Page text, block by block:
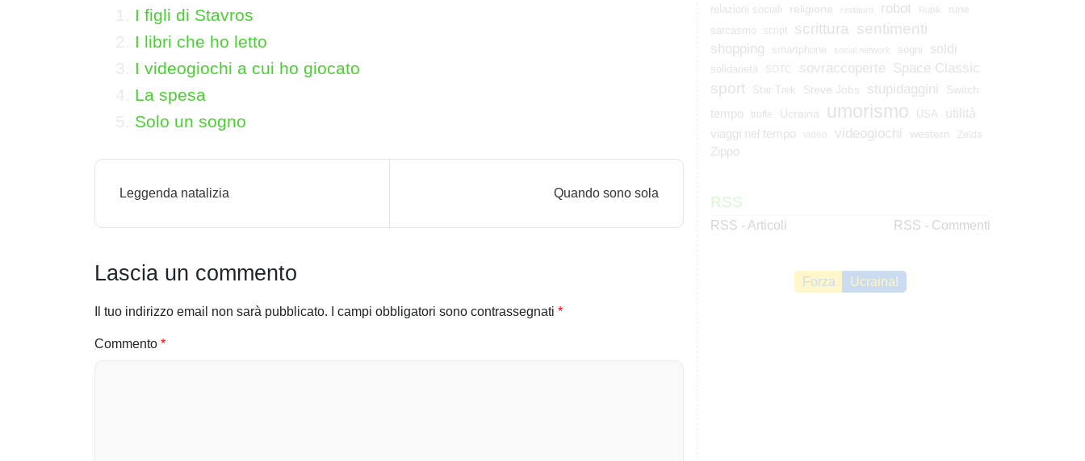
I figli di Stavros
I libri che ho letto
I videogiochi a cui ho giocato
La spesa
Solo un sogno
v
i
z
Leggenda natalizia Quando sono sola
Lascia un commento
Il tuo indirizzo email non sarà pubblicato. I campi obbligatori sono contrassegnati *
Commento *
relazioni sociali religione restauro robot Rubik
rune
sarcasmo
script scrittura sentimenti
shopping smartphone social network sogni soldi
solidarietà SOTC sovraccoperte Space Classic
sport Star Trek Steve Jobs stupidaggini
Switch
tempo
truffe Ucraina umorismo USA
utilità
viaggi nel tempo
video videogiochi western Zelda
Zippo
RSS
RSS - Articoli RSS - Commenti
Forza Ucraina!